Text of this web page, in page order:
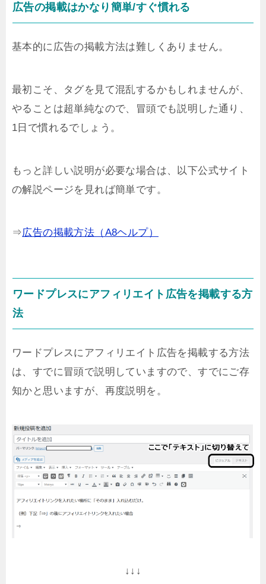
広告の掲載はかなり簡単/すぐ慣れる
基本的に広告の掲載方法は難しくありません。
最初こそ、タグを見て混乱するかもしれませんが、
やることは超単純なので、冒頭でも説明した通り、
1日で慣れるでしょう。
もっと詳しい説明が必要な場合は、以下公式サイト
の解説ページを見れば簡単です。
⇒広告の掲載方法（A8ヘルプ）
ワードプレスにアフィリエイト広告を掲載する方
法
ワードプレスにアフィリエイト広告を掲載する方法
は、すでに冒頭で説明していますので、すでにご存
知かと思いますが、再度説明を。
↓↓↓